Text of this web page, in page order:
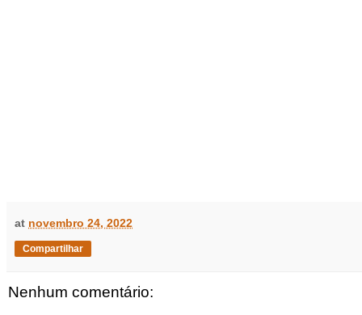
at novembro 24, 2022
Compartilhar
Nenhum comentário: